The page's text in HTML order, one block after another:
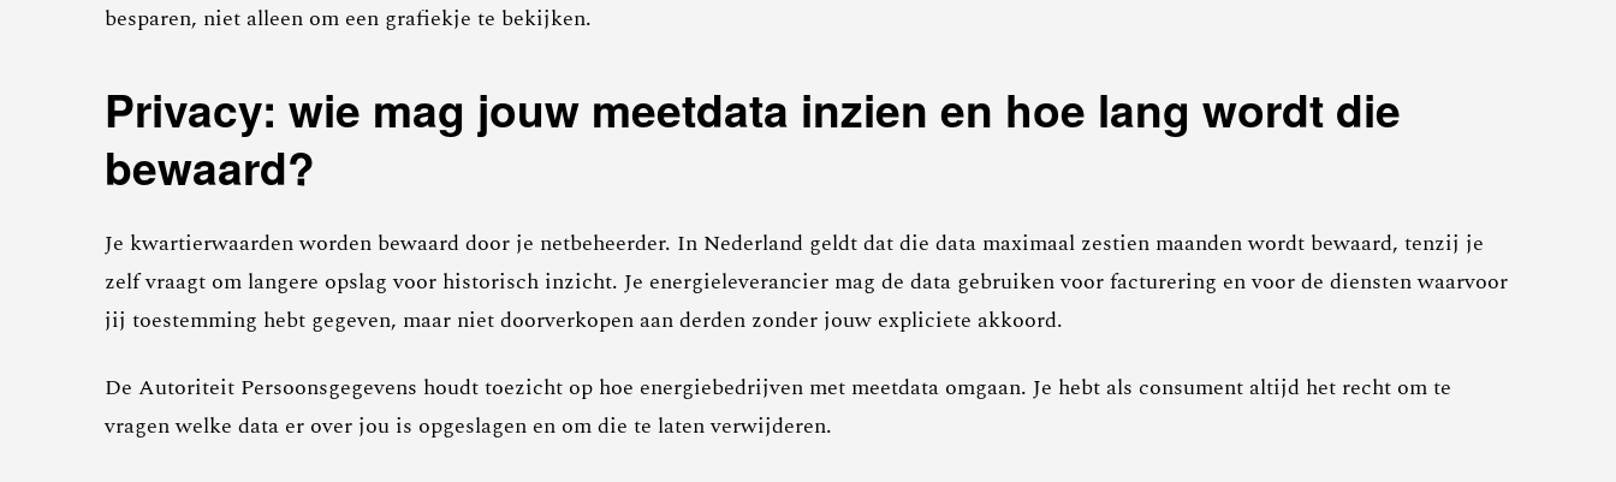
besparen, niet alleen om een grafiekje te bekijken.
Privacy: wie mag jouw meetdata inzien en hoe lang wordt die
bewaard?
Je kwartierwaarden worden bewaard door je netbeheerder. In Nederland geldt dat die data maximaal zestien maanden wordt bewaard, tenzij je
zelf vraagt om langere opslag voor historisch inzicht. Je energieleverancier mag de data gebruiken voor facturering en voor de diensten waarvoor
jij toestemming hebt gegeven, maar niet doorverkopen aan derden zonder jouw expliciete akkoord.
De Autoriteit Persoonsgegevens houdt toezicht op hoe energiebedrijven met meetdata omgaan. Je hebt als consument altijd het recht om te
vragen welke data er over jou is opgeslagen en om die te laten verwijderen.